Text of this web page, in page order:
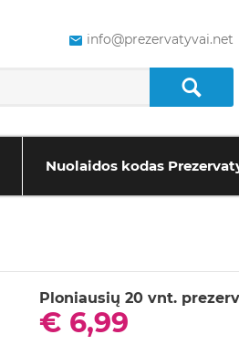
info@prezervatyvai.net
Nuolaidos kodas
Ploniausių 20 vnt.
€ 6,99